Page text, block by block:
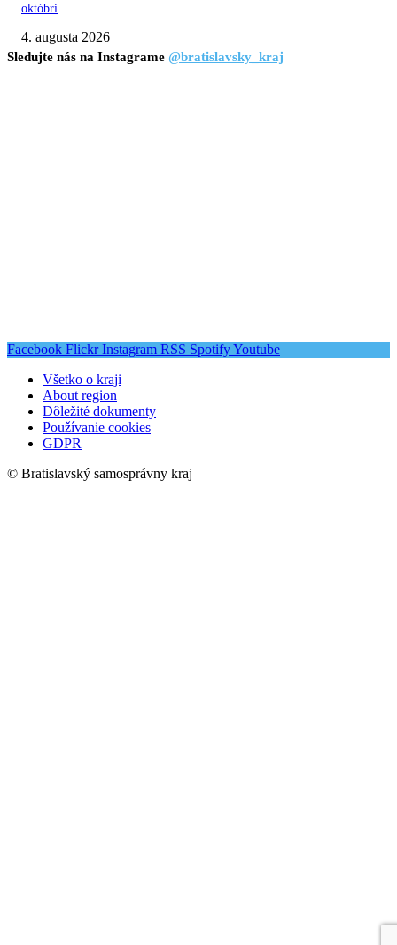
októbri
4. augusta 2026
Sledujte nás na Instagrame @bratislavsky_kraj
Facebook Flickr Instagram RSS SpotifyYoutube
Všetko o kraji
About region
Dôležité dokumenty
Používanie cookies
GDPR
© Bratislavský samosprávny kraj